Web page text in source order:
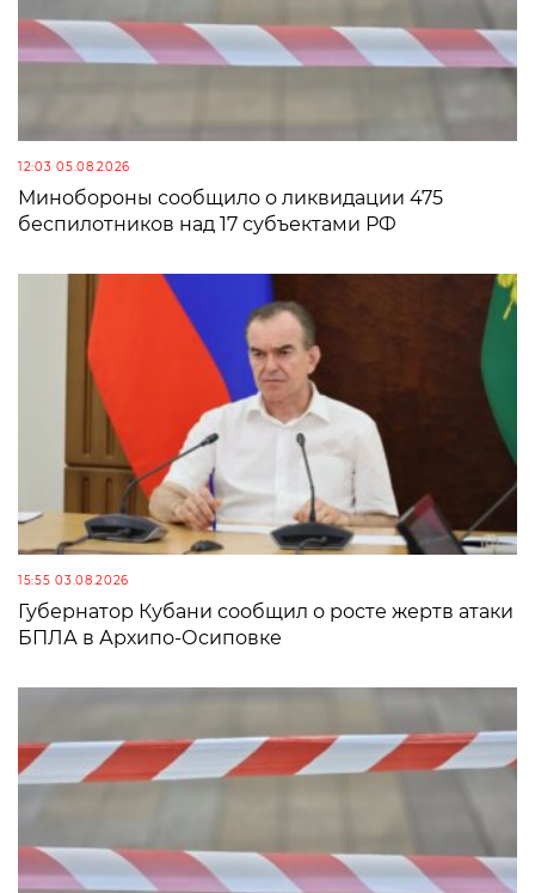
12:03 05.08.2026
Минобороны сообщило о ликвидации 475
беспилотников над 17 субъектами РФ
15:55 03.08.2026
Губернатор Кубани сообщил о росте жертв атаки
БПЛА в Архипо-Осиповке